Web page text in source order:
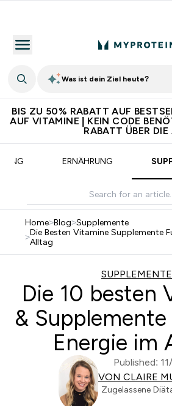
Was ist dein Ziel heute?
BIS ZU 50% RABATT AUF
AUF VITAMINE | KEIN CODE
RABATT ÜBER DIE
ERNÄHRUNG
Home>Blog>Supplemente
>Die Besten Vitamine Supplemente
Alltag
SUPPLEMENTE
Die 10 besten
&
Energie im
Published:
VON CLAIRE
Zugelassene